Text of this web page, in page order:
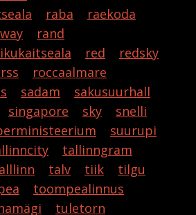
raba
raekoda
rand
red
redsky
roccaalmare
sadam
sakusuurhall
singapore sky
snelli
suurupi
tallinngram
talv tiik
tilgu
toompealinnus
tuletorn